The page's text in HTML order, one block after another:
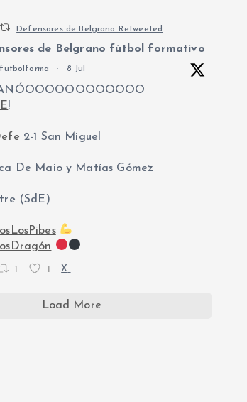
Defensores de Belgrano Retweeted
de Belgrano fútbol formativo
· 8 Jul
!
2-1 San Miguel
De Maio y Matías Gómez
(SdE)
1 1 X
Load More